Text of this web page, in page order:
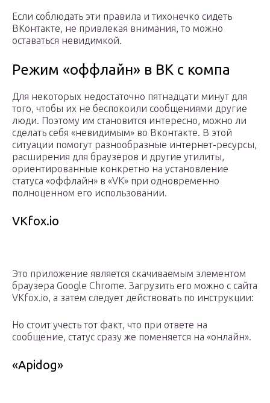
Если соблюдать эти правила и тихонечко сидеть
ВКонтакте, не привлекая внимания, то можно
оставаться невидимкой.
Режим «оффлайн» в ВК с компа
Для некоторых недостаточно пятнадцати минут для
того, чтобы их не беспокоили сообщениями другие
люди. Поэтому им становится интересно, можно ли
сделать себя «невидимым» во Вконтакте. В этой
ситуации помогут разнообразные интернет-ресурсы,
расширения для браузеров и другие утилиты,
ориентированные конкретно на установление
статуса «оффлайн» в «VK» при одновременно
полноценном его использовании.
VKfox.io
Это приложение является скачиваемым элементом
браузера Google Chrome. Загрузить его можно с сайта
VKfox.io, а затем следует действовать по инструкции:
Но стоит учесть тот факт, что при ответе на
сообщение, статус сразу же поменяется на «онлайн».
«Apidog»